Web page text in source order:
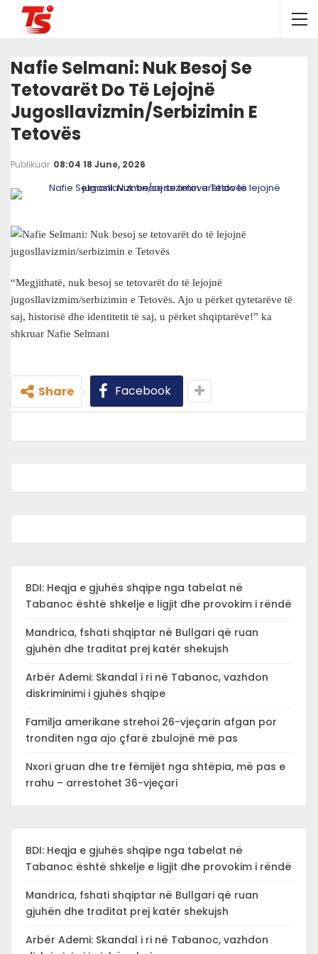
Nafie Selmani: Nuk Besoj Se
Tetovarët Do Të Lejojnë
Jugosllavizmin/serbizimin E
Tetovës
Publikuar 08:04 18 June, 2026
“Megjithatë, nuk besoj se tetovarët do të lejojnë
jugosllavizmim/serbizimin e Tetovës. Ajo u përket qytetarëve të
saj, historisë dhe identitetit të saj, u përket shqiptarëve!” ka
shkruar Nafie Selmani
Share Facebook
BDI: Heqja e gjuhës shqipe nga tabelat në
Tabanoc është shkelje e ligjit dhe provokim i rëndë
Mandrica, fshati shqiptar në Bullgari që ruan
gjuhën dhe traditat prej katër shekujsh
Arbër Ademi: Skandal i ri në Tabanoc, vazhdon
diskriminimi i gjuhës shqipe
Familja amerikane strehoi 26-vjeçarin afgan por
tronditen nga ajo çfarë zbulojnë më pas
Nxori gruan dhe tre fëmijët nga shtëpia, më pas e
rrahu – arrestohet 36-vjeçari
BDI: Heqja e gjuhës shqipe nga tabelat në
Tabanoc është shkelje e ligjit dhe provokim i rëndë
Mandrica, fshati shqiptar në Bullgari që ruan
gjuhën dhe traditat prej katër shekujsh
Arbër Ademi: Skandal i ri në Tabanoc, vazhdon